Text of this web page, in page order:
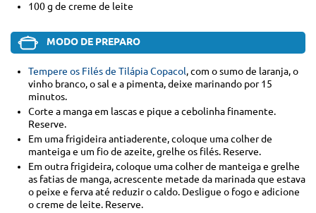
100 g de creme de leite
MODO DE PREPARO
Tempere os Filés de Tilápia Copacol, com o sumo de laranja, o
vinho branco, o sal e a pimenta, deixe marinando por 15
minutos.
Corte a manga em lascas e pique a cebolinha finamente.
Reserve.
Em uma frigideira antiaderente, coloque uma colher de
manteiga e um fio de azeite, grelhe os filés. Reserve.
Em outra frigideira, coloque uma colher de manteiga e grelhe
as fatias de manga, acrescente metade da marinada que estava
o peixe e ferva até reduzir o caldo. Desligue o fogo e adicione
o creme de leite. Reserve.